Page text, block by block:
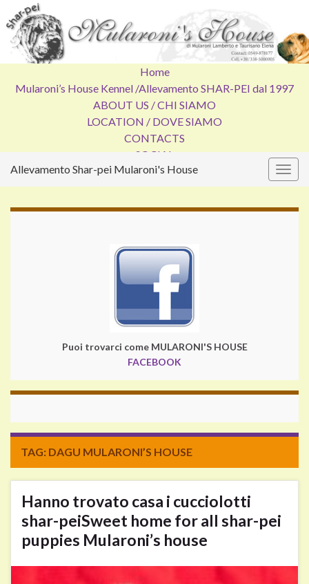
Home
Mularoni’s House Kennel /Allevamento SHAR-PEI dal 1997
ABOUT US / CHI SIAMO
LOCATION / DOVE SIAMO
CONTACTS
SOCIAL
la
Allevamento Shar-pei Mularoni's House
Puoi trovarci come MULARONI'S HOUSE
FACEBOOK
TAG: DAGU MULARONI’S HOUSE
Hanno trovato casa i cucciolotti
shar-peiSweet home for all shar-pei
puppies Mularoni’s house